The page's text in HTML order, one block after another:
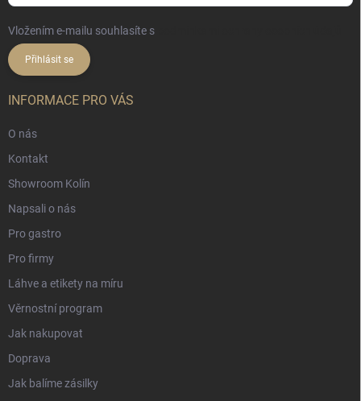
Vložením e-mailu souhlasíte s
Přihlásit se
INFORMACE PRO VÁS
O nás
Kontakt
Showroom Kolín
Napsali o nás
Pro gastro
Pro firmy
Láhve a etikety na míru
Věrnostní program
Jak nakupovat
Doprava
Jak balíme zásilky